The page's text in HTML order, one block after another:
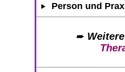
Person und
➨